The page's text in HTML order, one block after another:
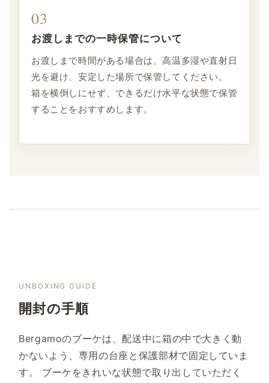
03
お渡しまでの一時保管について
お渡しまで時間がある場合は、高温多湿や直射日
光を避け、安定した場所で保管してください。
箱を横倒しにせず、できるだけ水平な状態で保管
することをおすすめします。
UNBOXING GUIDE
開封の手順
Bergamoのブーケは、配送中に箱の中で大きく動
かないよう、専用の台座と保護部材で固定していま
す。
ブーケをきれいな状態で取り出していただく